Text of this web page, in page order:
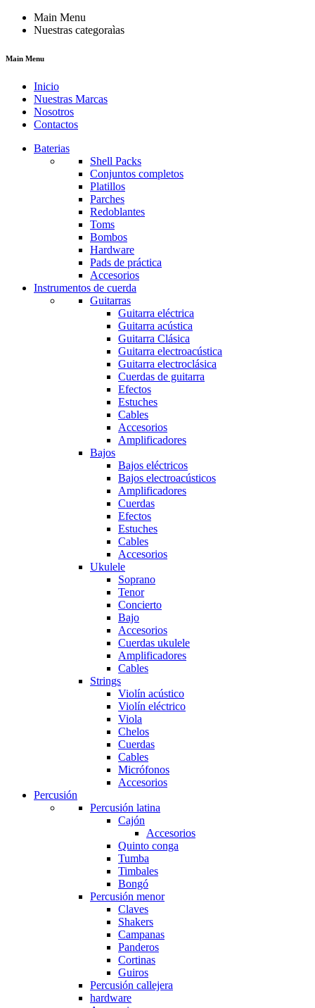
Main Menu
Nuestras categoraìas
Main Menu
Inicio
Nuestras Marcas
Nosotros
Contactos
Baterias
Shell Packs
Conjuntos completos
Platillos
Parches
Redoblantes
Toms
Bombos
Hardware
Pads de práctica
Accesorios
Instrumentos de cuerda
Guitarras
Guitarra eléctrica
Guitarra acústica
Guitarra Clásica
Guitarra electroacústica
Guitarra electroclásica
Cuerdas de guitarra
Efectos
Estuches
Cables
Accesorios
Amplificadores
Bajos
Bajos eléctricos
Bajos electroacústicos
Amplificadores
Cuerdas
Efectos
Estuches
Cables
Accesorios
Ukulele
Soprano
Tenor
Concierto
Bajo
Accesorios
Cuerdas ukulele
Amplificadores
Cables
Strings
Violín acústico
Violín eléctrico
Viola
Chelos
Cuerdas
Cables
Micrófonos
Accesorios
Percusión
Percusión latina
Cajón
Accesorios
Quinto conga
Tumba
Timbales
Bongó
Percusión menor
Claves
Shakers
Campanas
Panderos
Cortinas
Guiros
Percusión callejera
hardware